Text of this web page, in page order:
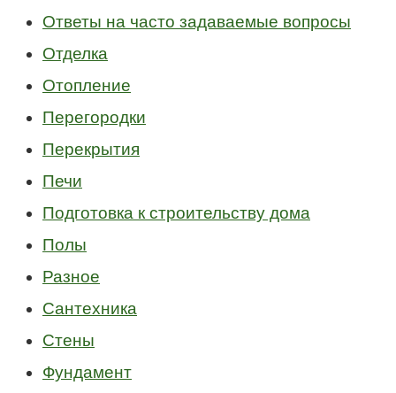
Ответы на часто задаваемые вопросы
Отделка
Отопление
Перегородки
Перекрытия
Печи
Подготовка к строительству дома
Полы
Разное
Сантехника
Стены
Фундамент